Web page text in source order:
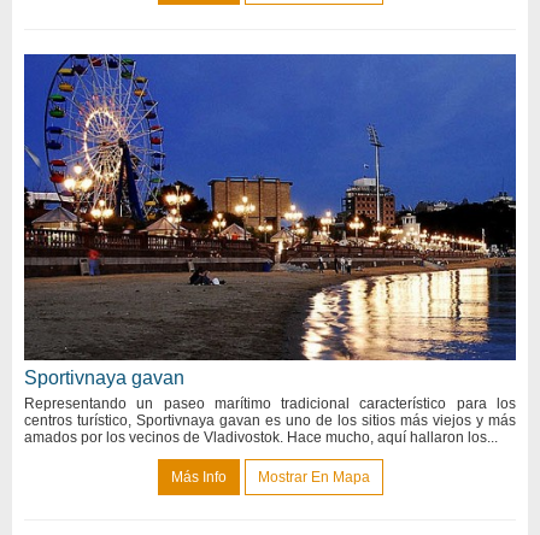
Sportivnaya gavan
Representando un paseo marítimo tradicional característico para los
centros turístico, Sportivnaya gavan es uno de los sitios más viejos y más
amados por los vecinos de Vladivostok. Hace mucho, aquí hallaron los...
Más Info Mostrar En Mapa